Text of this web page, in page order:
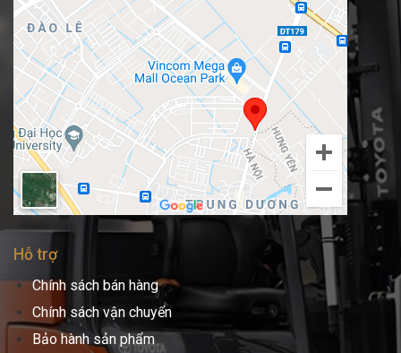
Hỗ trợ
Chính sách bán hàng
Chính sách vận chuyển
Bảo hành sản phẩm